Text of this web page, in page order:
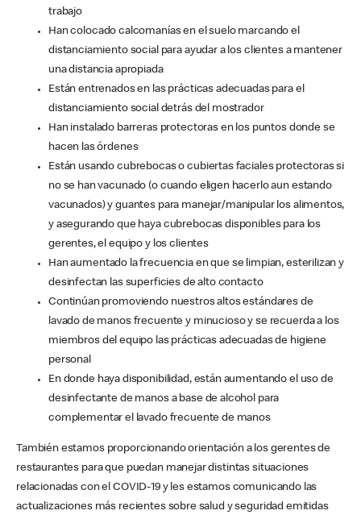
trabajo
Han colocado calcomanías en el suelo marcando el
distanciamiento social para ayudar a los clientes a mantener
una distancia apropiada
Están entrenados en las prácticas adecuadas para el
distanciamiento social detrás del mostrador
Han instalado barreras protectoras en los puntos donde se
hacen las órdenes
Están usando cubrebocas o cubiertas faciales protectoras si
no se han vacunado (o cuando eligen hacerlo aun estando
vacunados) y guantes para manejar/manipular los alimentos,
y asegurando que haya cubrebocas disponibles para los
gerentes, el equipo y los clientes
Han aumentado la frecuencia en que se limpian, esterilizan y
desinfectan las superficies de alto contacto
Continúan promoviendo nuestros altos estándares de
lavado de manos frecuente y minucioso y se recuerda a los
miembros del equipo las prácticas adecuadas de higiene
personal
En donde haya disponibilidad, están aumentando el uso de
desinfectante de manos a base de alcohol para
complementar el lavado frecuente de manos
También estamos proporcionando orientación a los gerentes de
restaurantes para que puedan manejar distintas situaciones
relacionadas con el COVID-19 y les estamos comunicando las
actualizaciones más recientes sobre salud y seguridad emitidas